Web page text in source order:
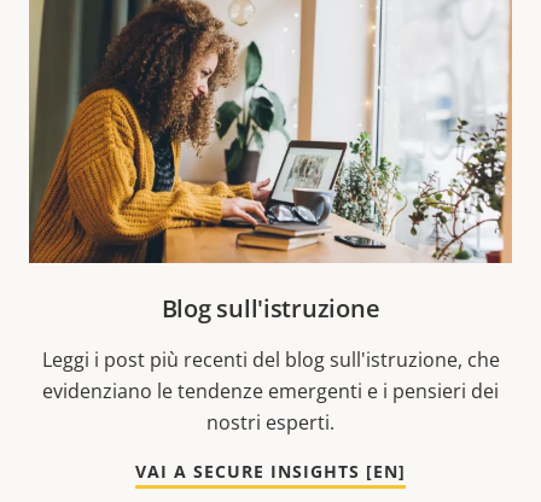
Blog sull'istruzione
Leggi i post più recenti del blog sull'istruzione, che
evidenziano le tendenze emergenti e i pensieri dei
nostri esperti.
VAI A SECURE INSIGHTS [EN]